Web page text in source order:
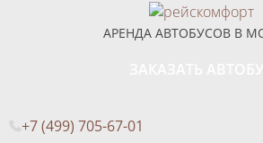
АРЕНДА АВТОБУСОВ В
+7 (499) 705-67-01